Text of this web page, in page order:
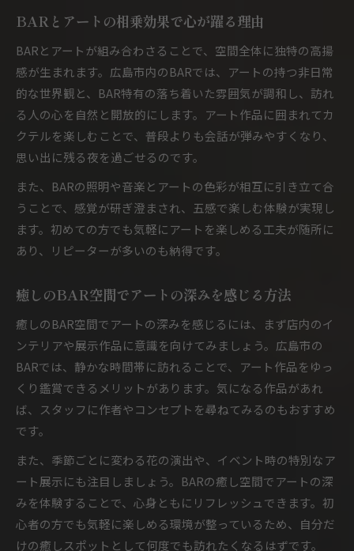
BARとアートの相乗効果で心が躍る理由
BARとアートが組み合わさることで、空間全体に独特の高揚
感が生まれます。広島市内のBARでは、アートの持つ非日常
的な世界観と、BAR特有の落ち着いた雰囲気が調和し、訪れ
る人の心を自然と開放的にします。アート作品に囲まれてカ
クテルを楽しむことで、普段よりも会話が弾みやすくなり、
思い出に残る夜を過ごせるのです。
また、BARの照明や音楽とアートの色彩が相互に引き立て合
うことで、感覚が研ぎ澄まされ、五感で楽しむ体験が実現し
ます。初めての方でも気軽にアートを楽しめる工夫が随所に
あり、リピーターが多いのも納得です。
癒しのBAR空間でアートの深みを感じる方法
癒しのBAR空間でアートの深みを感じるには、まず店内のイ
ンテリアや展示作品に意識を向けてみましょう。広島市の
BARでは、静かな時間帯に訪れることで、アート作品をゆっ
くり鑑賞できるメリットがあります。気になる作品があれ
ば、スタッフに作者やコンセプトを尋ねてみるのもおすすめ
です。
また、季節ごとに変わる花の演出や、イベント時の特別なア
ート展示にも注目しましょう。BARの癒し空間でアートの深
みを体験することで、心身ともにリフレッシュできます。初
心者の方でも気軽に楽しめる環境が整っているため、自分だ
けの癒しスポットとして何度でも訪れたくなるはずです。